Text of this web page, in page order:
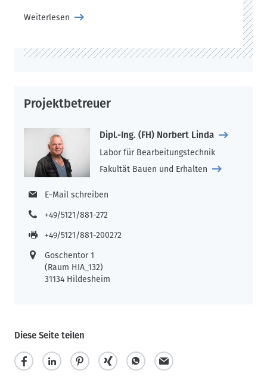
Weiterlesen
Projektbetreuer
Dipl.-Ing. (FH) Norbert Linda
Labor für Bearbeitungstechnik
Fakultät Bauen und Erhalten
E-Mail schreiben
+49/5121/881-272
+49/5121/881-200272
Goschentor 1
(Raum HIA_132)
31134 Hildesheim
Diese Seite teilen